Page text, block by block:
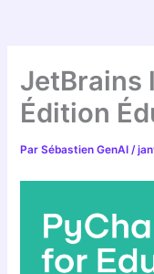
JetBrains
Édition
ParSébastien GenAI/